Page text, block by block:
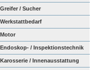
Greifer / Sucher
Werkstattbedarf
Motor
Endoskop- / Inspektionstechnik
Karosserie / Innenausstattung